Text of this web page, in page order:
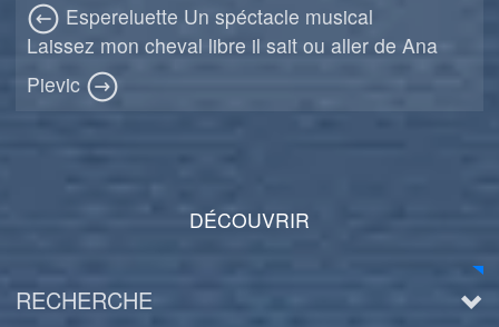
Espereluette Un spéctacle musical
Laissez mon cheval libre il sait ou aller de Ana
Pievic
DÉCOUVRIR
RECHERCHE